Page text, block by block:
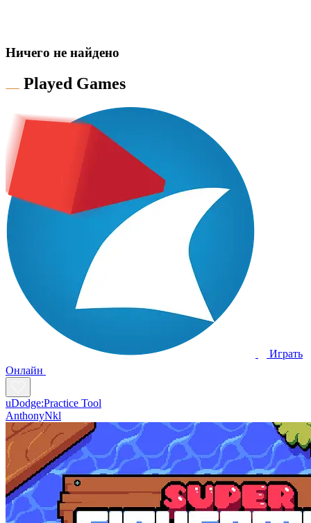
Hичего не найдено
Played Games
Играть
Oнлайн
uDodge:Practice Tool
AnthonyNkl